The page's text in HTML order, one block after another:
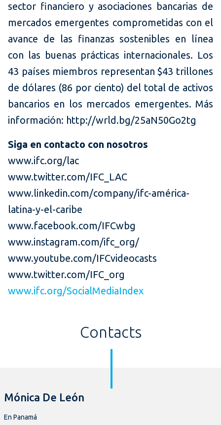
sector financiero y asociaciones bancarias de
mercados emergentes comprometidas con el
avance de las finanzas sostenibles en línea
con las buenas prácticas internacionales. Los
43 países miembros representan $43 trillones
de dólares (86 por ciento) del total de activos
bancarios en los mercados emergentes. Más
información: http://wrld.bg/25aN50Go2tg
Siga en contacto con nosotros
www.ifc.org/lac
www.twitter.com/IFC_LAC
www.linkedin.com/company/ifc-américa-
latina-y-el-caribe
www.facebook.com/IFCwbg
www.instagram.com/ifc_org/
www.youtube.com/IFCvideocasts
www.twitter.com/IFC_org
www.ifc.org/SocialMediaIndex
Contacts
Mónica De León
En Panamá